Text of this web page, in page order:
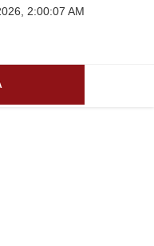
2:00:07 AM